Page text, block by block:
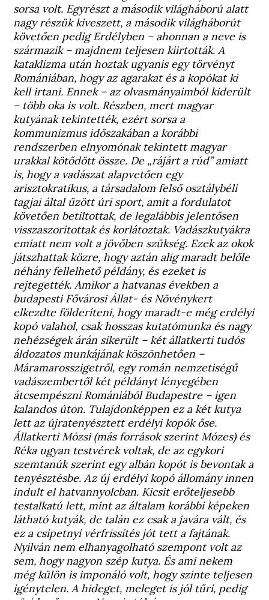
sorsa volt. Egyrészt a második világháború alatt
nagy részük kiveszett, a második világháborút
követően pedig Erdélyben – ahonnan a neve is
származik – majdnem teljesen kiirtották. A
kataklizma után hoztak ugyanis egy törvényt
Romániában, hogy az agarakat és a kopókat ki
kell irtani. Ennek – az olvasmányaimból kiderült
– több oka is volt. Részben, mert magyar
kutyának tekintették, ezért sorsa a
kommunizmus időszakában a korábbi
rendszerben elnyomónak tekintett magyar
urakkal kötődött össze. De „rájárt a rúd” amiatt
is, hogy a vadászat alapvetően egy
arisztokratikus, a társadalom felső osztálybéli
tagjai által űzött úri sport, amit a fordulatot
követően betiltottak, de legalábbis jelentősen
visszaszorítottak és korlátoztak. Vadászkutyákra
emiatt nem volt a jövőben szükség. Ezek az okok
játszhattak közre, hogy aztán alig maradt belőle
néhány fellelhető példány, és ezeket is
rejtegették. Amikor a hatvanas években a
budapesti Fővárosi Állat- és Növénykert
elkezdte földeríteni, hogy maradt-e még erdélyi
kopó valahol, csak hosszas kutatómunka és nagy
nehézségek árán sikerült – két állatkerti tudós
áldozatos munkájának köszönhetően –
Máramarosszigetről, egy román nemzetiségű
vadászembertől két példányt lényegében
átcsempészni Romániából Budapestre – igen
kalandos úton. Tulajdonképpen ez a két kutya
lett az újratenyésztett erdélyi kopók őse.
Állatkerti Mózsi (más források szerint Mózes) és
Réka ugyan testvérek voltak, de az egykori
szemtanúk szerint egy albán kopót is bevontak a
tenyésztésbe. Az új erdélyi kopó állomány innen
indult el hatvannyolcban. Kicsit erőteljesebb
testalkatú lett, mint az általam korábbi képeken
látható kutyák, de talán ez csak a javára vált, és
ez a csipetnyi vérfrissítés jót tett a fajtának.
Nyilván nem elhanyagolható szempont volt az
sem, hogy nagyon szép kutya. És ami nekem
még külön is imponáló volt, hogy szinte teljesen
igénytelen. A hideget, meleget is jól tűri, pedig